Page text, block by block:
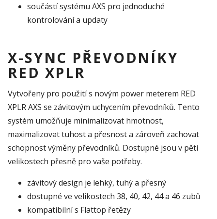
součástí systému AXS pro jednoduché
kontrolování a updaty
X-SYNC PŘEVODNÍKY
RED XPLR
Vytvořeny pro použití s novým power meterem RED
XPLR AXS se závitovým uchycením převodníků. Tento
systém umožňuje minimalizovat hmotnost,
maximalizovat tuhost a přesnost a zároveň zachovat
schopnost výměny převodníků. Dostupné jsou v pěti
velikostech přesně pro vaše potřeby.
závitový design je lehký, tuhý a přesný
dostupné ve velikostech 38, 40, 42, 44 a 46 zubů
kompatibilní s Flattop řetězy